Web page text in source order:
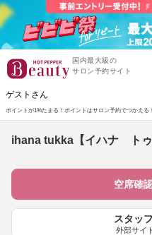
国内最大級の
サロン予約サイト
ゲストさん
ポイントが1%たまる！ ポイントはサロン予約でつかえる！
ihana tukka【イハナ トゥ
空席確
スタッ
外部サイ